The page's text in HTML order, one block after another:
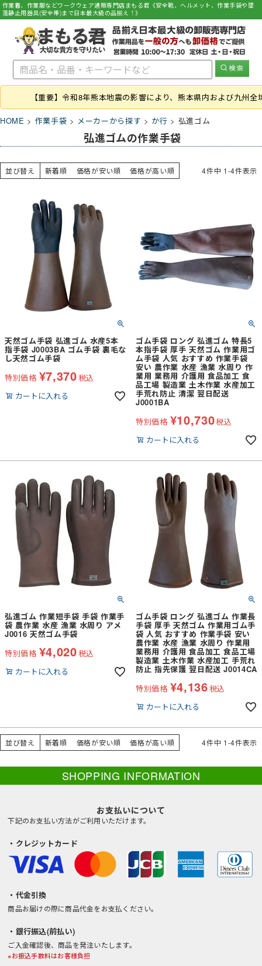
作業着、作業服などワークウェア通販専門店まもる君《安全靴、ヘルメット、作業手袋や墜
落静止用器具(安全帯)まで日本最大級の品揃え！》
【重要】令和8年熊本地震の影響により、熊本県内および九州
HOME 作業手袋 メーカーから探す か行 弘進ゴム
弘進ゴムの作業手袋
並び替え 新着順 価格が安い順 価格が高い順 4件中 1-4件表示
天然ゴム手袋 弘進ゴム 水産5本
指手袋 J0003BA ゴム手袋 裏毛な
し天然ゴム手袋
特別価格 ¥7,370税込
カートに入れる
ゴム手袋 ロング 弘進ゴム 特長5
本指手袋 厚手 天然ゴム 作業用ゴ
ム手袋 人気 おすすめ 作業手袋
安い 農作業 水産 漁業 水周り 作
業用 業務用 介護用 食品加工 食
品工場 製造業 土木作業 水産加工
手荒れ防止 清潔 翌日配送
J0001BA
特別価格 ¥10,730税込
カートに入れる
弘進ゴム 作業短手袋 手袋 作業手
袋 農作業 水産 漁業 水周り アメ
J0016 天然ゴム手袋
特別価格 ¥4,020税込
カートに入れる
ゴム手袋 ロング 弘進ゴム 作業長
手袋 厚手 天然ゴム 作業用ゴム手
袋 人気 おすすめ 作業手袋 安い
農作業 水産 漁業 水周り 作業用
業務用 介護用 食品加工 食品工場
製造業 土木作業 水産加工 手荒れ
防止 指先保護 翌日配送 J0014CA
特別価格 ¥4,136税込
カートに入れる
並び替え 新着順 価格が安い順 価格が高い順 4件中 1-4件表示
SHOPPING INFORMATION
お支払いについて
下記のお支払い方法がご利用いただけます。
・クレジットカード
・代金引換
商品お届けの際に商品代金をお支払ください。
・銀行振込(前払い)
ご入金確認後、商品を発注いたします。
※お振込手数料はお客様負担